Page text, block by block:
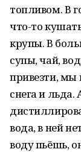
топливом. В
что-то
крупы. В
супы, чай,
привезти, мы
снега и льда.
вода, в ней
воду пьёшь,